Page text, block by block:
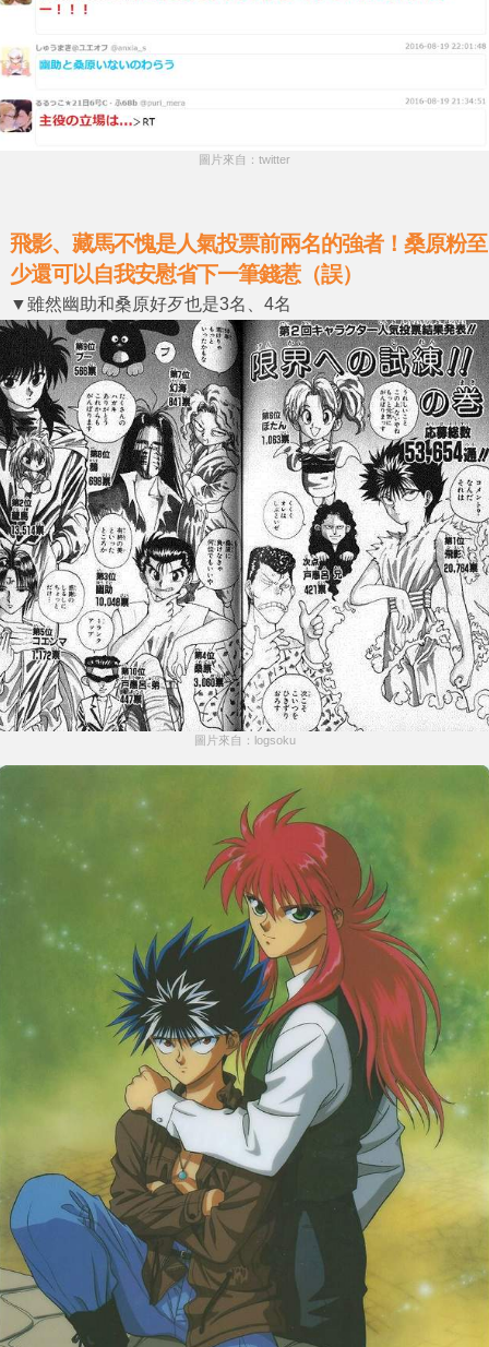
圖片來自：twitter
飛影、藏馬不愧是人氣投票前兩名的強者！桑原粉至
少還可以自我安慰省下一筆錢惹（誤）
▼雖然幽助和桑原好歹也是3名、4名
圖片來自：logsoku